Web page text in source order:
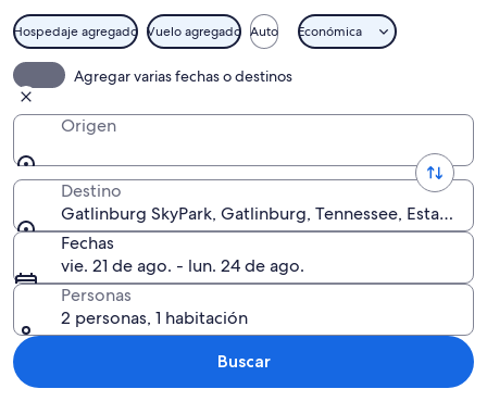
Hospedaje agregado Vuelo agregado Auto Económica
Agregar varias fechas o destinos
Origen
Destino
Gatlinburg SkyPark, Gatlinburg, Tennessee, Estados
Fechas
vie. 21 de ago. - lun. 24 de ago.
Personas
2 personas, 1 habitación
Buscar